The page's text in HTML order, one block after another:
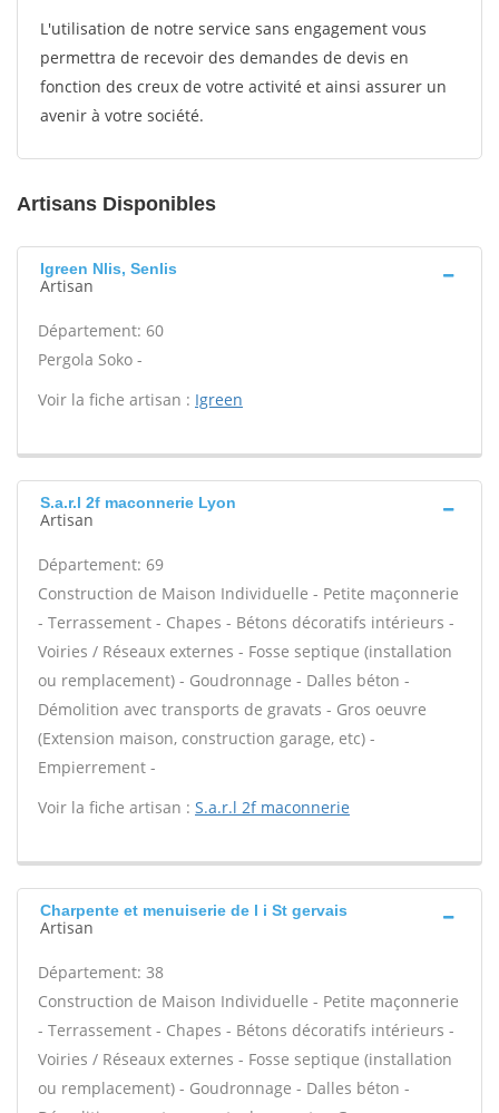
L'utilisation de notre service sans engagement vous
permettra de recevoir des demandes de devis en
fonction des creux de votre activité et ainsi assurer un
avenir à votre société.
Artisans Disponibles
Igreen Nlis, Senlis
Artisan
Département: 60
Pergola Soko -
Voir la fiche artisan : Igreen
S.a.r.l 2f maconnerie Lyon
Artisan
Département: 69
Construction de Maison Individuelle - Petite maçonnerie
- Terrassement - Chapes - Bétons décoratifs intérieurs -
Voiries / Réseaux externes - Fosse septique (installation
ou remplacement) - Goudronnage - Dalles béton -
Démolition avec transports de gravats - Gros oeuvre
(Extension maison, construction garage, etc) -
Empierrement -
Voir la fiche artisan : S.a.r.l 2f maconnerie
Charpente et menuiserie de l i St gervais
Artisan
Département: 38
Construction de Maison Individuelle - Petite maçonnerie
- Terrassement - Chapes - Bétons décoratifs intérieurs -
Voiries / Réseaux externes - Fosse septique (installation
ou remplacement) - Goudronnage - Dalles béton -